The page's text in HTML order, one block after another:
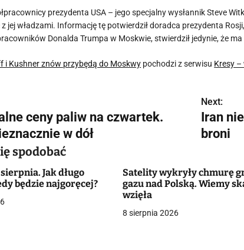
prezydenta USA – jego specjalny wysłannik Steve
jej władzami. Informację tę potwierdził doradca prezydenta
Donalda Trumpa w Moskwie, stwierdził jedynie, że
i Kushner znów przybędą do Moskwy pochodzi z serwisu Kresy
ceny paliw na czwartek.
w dół
Next:
Iran
broni
spodobać
Jak długo
będzie najgoręcej?
Satelity wykryły chmurę
gazu nad Polską. Wiemy
wzięła
8 sierpnia 2026